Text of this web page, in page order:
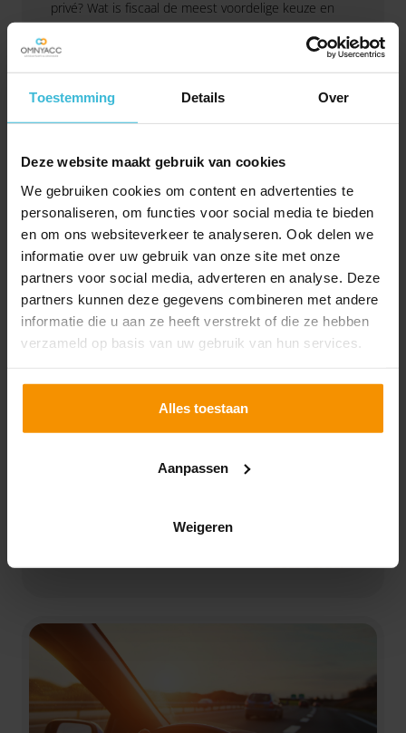
Toestemming Details Over
Deze website maakt gebruik van cookies
We gebruiken cookies om content en advertenties te
personaliseren, om functies voor social media te bieden
en om ons websiteverkeer te analyseren. Ook delen we
informatie over uw gebruik van onze site met onze
partners voor social media, adverteren en analyse. Deze
partners kunnen deze gegevens combineren met andere
informatie die u aan ze heeft verstrekt of die ze hebben
verzameld op basis van uw gebruik van hun services.
Alles toestaan
Aanpassen
Weigeren
privé? Wat is fiscaal de meest voordelige keuze en
deze advieswijzer zetten we de belangrijkste regels
op een rij, inclusief de wijzigingen die vanaf 2027
ingaan.
Lees verder
principe in box 3. Verricht je echter meer
kan het pand in box 1 worden belast. Rechtbank Den
Lees verder